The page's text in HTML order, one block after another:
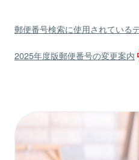
郵便番号検索に使用されている
2025年度版郵便番号の変更案内